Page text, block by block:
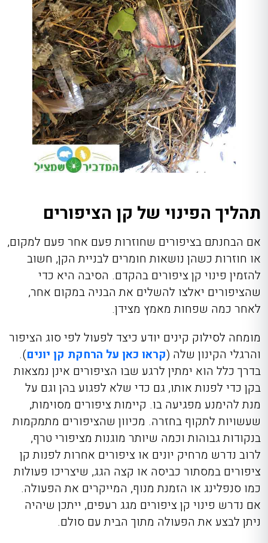
תהליך הפינוי של קן הציפורים
אם הבחנתם בציפורים שחוזרות פעם אחר פעם למקום,
או חוזרות כשהן נושאות חומרים לבניית הקן, חשוב
להזמין פינוי קן ציפורים בהקדם. הסיבה היא כדי
שהציפורים יאלצו להשלים את הבניה במקום אחר,
לאחר כמה שפחות מאמץ מצידן.
מומחה לסילוק קינים יודע כיצד לפעול לפי סוג הציפור
והרגלי הקינון שלה (קראו כאן על הרחקת קן יונים).
בדרך כלל הוא ימתין לרגע שבו הציפורים אינן נמצאות
בקן כדי לפנות אותו, גם כדי שלא לפגוע בהן וגם על
מנת להימנע מפגיעה בו. קיימות ציפורים מסוימות,
שעשויות לתקוף בחזרה. מכיוון שהציפורים מתמקמות
בנקודות גבוהות וכמה שיותר מוגנות מציפורי טרף,
לרוב נדרש מרחיק יונים או ציפורים אחרות לפנות קן
ציפורים במסתור כביסה או קצה הגג, שיצריכו פעולות
כמו סנפלינג או הזמנת מנוף, המייקרים את הפעולה.
אם נדרש פינוי קן ציפורים מגג רעפים, ייתכן שיהיה
ניתן לבצע את הפעולה מתוך הבית עם סולם.